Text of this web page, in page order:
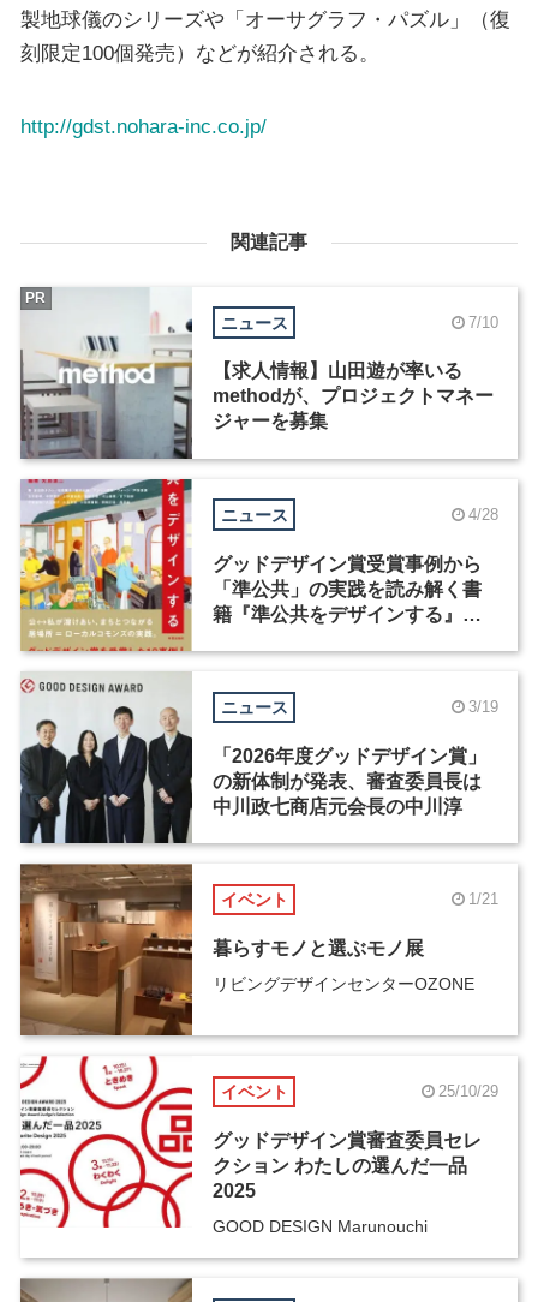
製地球儀のシリーズや「オーサグラフ・パズル」（復
刻限定100個発売）などが紹介される。
http://gdst.nohara-inc.co.jp/
関連記事
ニュース 7/10
【求人情報】山田遊が率いる
methodが、プロジェクトマネー
ジャーを募集
PR
ニュース 4/28
グッドデザイン賞受賞事例から
「準公共」の実践を読み解く書
籍『準公共をデザインする』が
ニュース 3/19
「2026年度グッドデザイン賞」
の新体制が発表、審査委員長は
中川政七商店元会長の中川淳
イベント 1/21
暮らすモノと選ぶモノ展
リビングデザインセンターOZONE
イベント 25/10/29
グッドデザイン賞審査委員セレ
クション わたしの選んだ一品
2025
GOOD DESIGN Marunouchi